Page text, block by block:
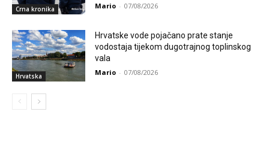
Crna kronika Mario - 07/08/2026
Hrvatska
Hrvatske vode pojačano prate stanje
vodostaja tijekom dugotrajnog toplinskog
vala
Mario - 07/08/2026